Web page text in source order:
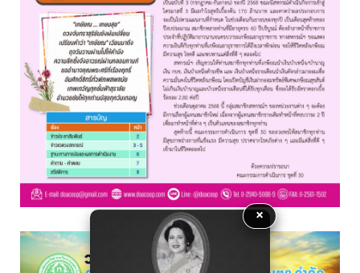
×
อ่านต่อ